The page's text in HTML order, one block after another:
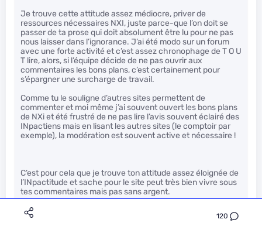
120
Je trouve cette attitude assez médiocre, priver de
ressources nécessaires NXI, juste parce-que l’on doit se
passer de ta prose qui doit absolument être lu pour ne pas
nous laisser dans l’ignorance. J’ai été modo sur un forum
avec une forte activité et c’est assez chronophage de T O U
T lire, alors, si l’équipe décide de ne pas ouvrir aux
commentaires les bons plans, c’est certainement pour
s’épargner une surcharge de travail.
Comme tu le souligne d’autres sites permettent de
commenter et moi même j’ai souvent ouvert les bons plans
de NXi et été frustré de ne pas lire l’avis souvent éclairé des
INpactiens mais en lisant les autres sites (le comptoir par
exemple), la modération est souvent active et nécessaire !
C’est pour cela que je trouve ton attitude assez éloignée de
l’INpactitude et sache pour le site peut très bien vivre sous
tes commentaires mais pas sans argent.